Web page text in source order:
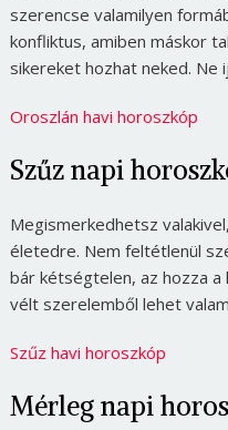
szerencse valamilyen
konfliktus, amiben máskor
sikereket hozhat neked. Ne
Oroszlán havi horoszkóp
Szűz napi
Megismerkedhetsz
életedre. Nem feltétlenül
bár kétségtelen, az hozza
vélt szerelemből lehet
Szűz havi horoszkóp
Mérleg napi